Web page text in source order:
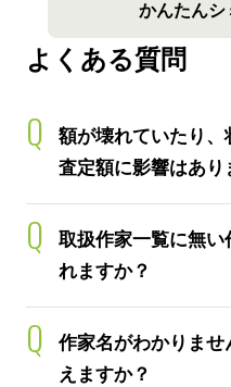
かんたんシ
よくある質問
Q
額が壊れていたり
査定額に影響はあり
Q
取扱作家一覧に無い
れますか？
Q
作家名がわかりませ
えますか？